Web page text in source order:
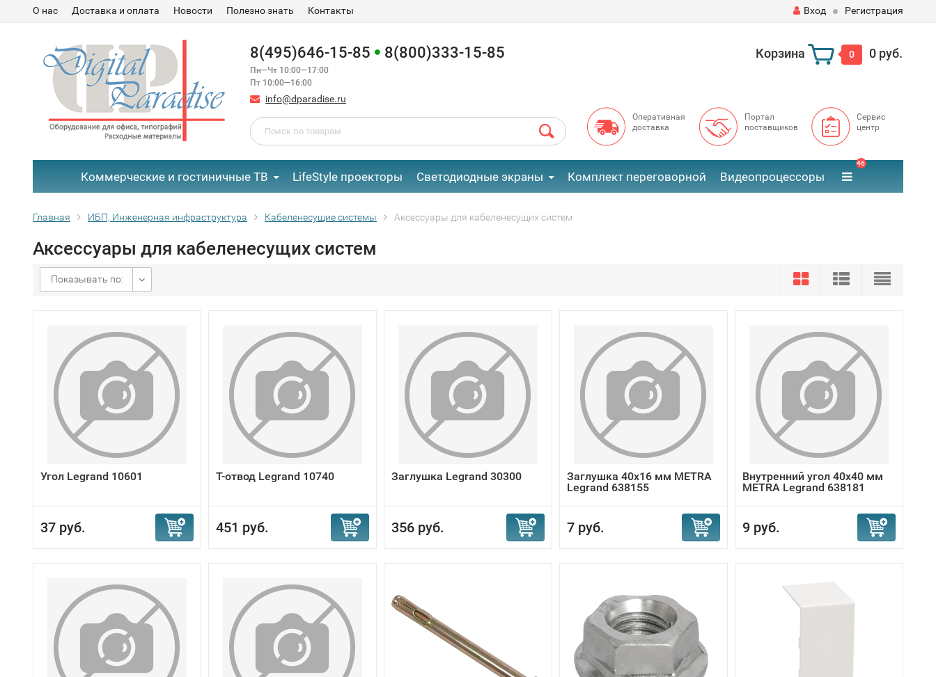
О нас Доставка и оплата Новости Полезно знать Контакты Вход Регистрация
8(495)646-15-85 8(800)333-15-85
Пн—Чт 10:00—17:00
Пт 10:00—16:00
info@dparadise.ru
Корзина 0 0 руб.
Оперативная
доставка
Портал
поставщиков
Сервис
центр
Коммерческие и гостиничные ТВ LifeStyle проекторы Светодиодные экраны Комплект переговорной Видеопроцессоры
46
Главная ИБП, Инженерная инфраструктура Кабеленесущие системы Аксессуары для кабеленесущих систем
Аксессуары для кабеленесущих систем
Показывать по:
Угол Legrand 10601
37 руб.
Т-отвод Legrand 10740
451 руб.
Заглушка Legrand 30300
356 руб.
Заглушка 40x16 мм METRA
Legrand 638155
7 руб.
Внутренний угол 40x40 мм
METRA Legrand 638181
9 руб.